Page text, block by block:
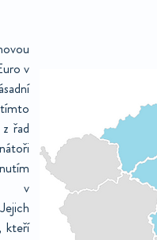
v
řad
v
kteří